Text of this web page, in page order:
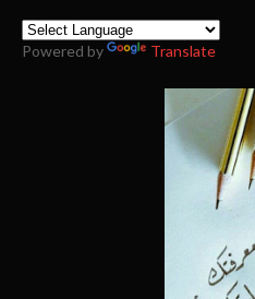
Powered by Translate